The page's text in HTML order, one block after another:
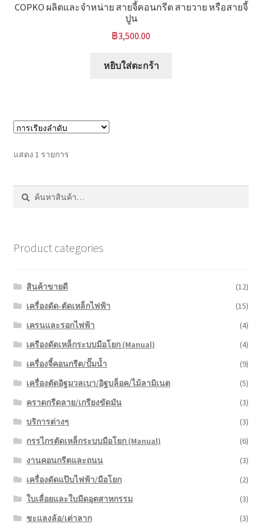
COPKO ผลิตและจำหน่าย สายจี้คอนกรีต สายวาย หรือสายจี้
ปูน
฿3,500.00
หยิบใส่ตะกร้า
แสดง 1 รายการ
ค้นหา:
ค้นหา
Product categories
สินค้าขายดี
(12)
เครื่องดัด-ตัดเหล็กไฟฟ้า
(15)
เครนและรอกไฟฟ้า
(4)
เครืองดัดเหล็กระบบมือโยก (Manual)
(4)
เครื่องจี้คอนกรีต/ปั๊มน้ำ
(9)
เครื่องตัดอิฐมวลเบา/อิฐบล็อค/ไม้ลามิเนต
(5)
คราดกรีดลาย/เกรียงขัดมัน
(3)
บริการต่างๆ
(3)
กรรไกรตัดเหล็กระบบมือโยก (Manual)
(6)
งานคอนกรีตและถนน
(3)
เครื่องดัดแป๊บไฟฟ้า/มือโยก
(2)
ใบเลื่อยและใบมีดอุตสาหกรรม
(3)
ชะแลงล้อ/เต่าลาก
(3)